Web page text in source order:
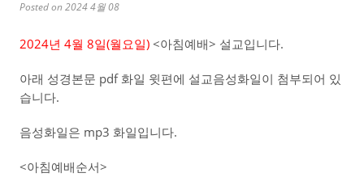
Posted on 2024 4월 08
2024년 4월 8일(월요일) <아침예배> 설교입니다.
아래 성경본문 pdf 화일 윗편에 설교음성화일이 첨부되어 있
습니다.
음성화일은 mp3 화일입니다.
<아침예배순서>